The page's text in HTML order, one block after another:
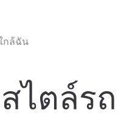
กล้ฉัน
ไตล์รถ